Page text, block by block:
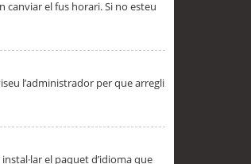
canviar el fus horari. Si no esteu
l’administrador per que arregli
el paquet d’idioma que